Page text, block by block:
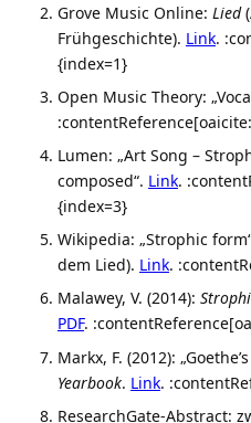
Grove Music Online: Lied
Frühgeschichte). Link.
{index=1}
Open Music Theory:
Lumen: „Art Song –
composed“. Link.
{index=3}
Wikipedia: „Strophic
dem Lied). Link.
Malawey, V. (2014):
PDF.
Markx, F. (2012):
Yearbook. Link.
ResearchGate-Abstract: